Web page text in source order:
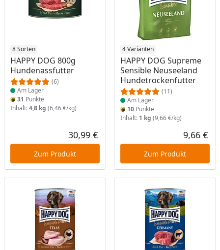
8 Sorten
HAPPY DOG 800g
Hundenassfutter
(6)
Produkt am Lager
Am Lager
31 Punkte
Inhalt:4,8 kg (6,46 €/kg)
Aktueller Preis
30,99 €
Zum Produkt
4 Varianten
HAPPY DOG Supreme
Sensible Neuseeland
Hundetrockenfutter
(11)
Produkt am Lager
Am Lager
10Punkte
Inhalt: 1 kg (9,66 €/kg)
9,66 €
Zum Produkt